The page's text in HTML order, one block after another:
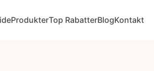
ProdukterTop RabatterBlogKontakt